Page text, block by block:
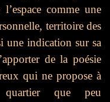
comme une
territoire des
une indication sur sa
de la poésie
qui ne propose à
que peu